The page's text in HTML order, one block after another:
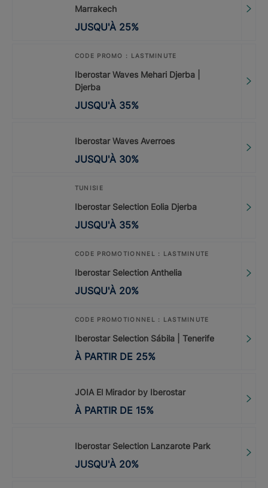
Marrakech
JUSQU'À 25%
CODE PROMO : LASTMINUTE
Iberostar Waves Mehari Djerba |
Djerba
JUSQU'À 35%
Iberostar Waves Averroes
JUSQU'À 30%
TUNISIE
Iberostar Selection Eolia Djerba
JUSQU'À 35%
CODE PROMOTIONNEL : LASTMINUTE
Iberostar Selection Anthelia
JUSQU'À 20%
CODE PROMOTIONNEL : LASTMINUTE
Iberostar Selection Sábila | Tenerife
À PARTIR DE 25%
JOIA El Mirador by Iberostar
À PARTIR DE 15%
Iberostar Selection Lanzarote Park
JUSQU'À 20%